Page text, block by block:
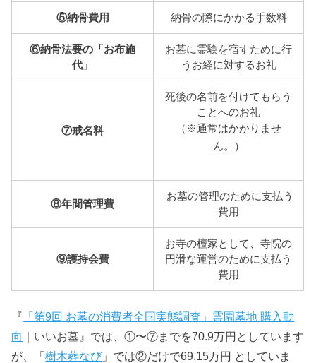
⑤納骨費用 納骨の際にかかる手数料
⑥納骨法要の「お布施
代」
お墓に霊験を宿すために行
うお経に対するお礼
⑦戒名料
死後の名前を付けてもらう
ことへのお礼
（※通常はかかりませ
ん。）
⑧年間管理費
お墓の管理のために支払う
費用
⑨護持会費
お寺の檀家として、寺院の
円滑な運営のために支払う
費用
『 「第9回 お墓の消費者全国実態調査」霊園墓地 購入動
向 ｜いいお墓』では、①〜⑦までを70.9万円としています
が、「樹木葬なび」では②だけで69.15万円 としていま